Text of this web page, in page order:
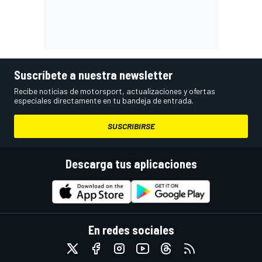
Suscríbete a nuestra newsletter
Recibe noticias de motorsport, actualizaciones y ofertas
especiales directamente en tu bandeja de entrada.
SUSCRIBIRSE
Descarga tus aplicaciones
En redes sociales